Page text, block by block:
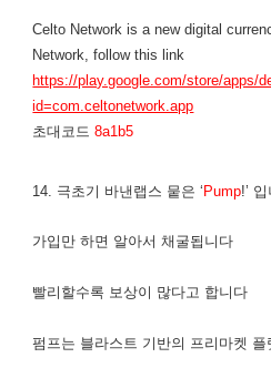
Celto Network is a new digital
Network, follow this link
https://play.google.com/store/apps/
id=com.celtonetwork.app
초대코드8a1b5
14. 극초기 바낸랩스 뭍은 ‘Pump!’
가입만 하면 알아서 채굴됩니다
​빨리할수록 보상이 많다고 합니다
펌프는 블라스트 기반의 프리마켓 플